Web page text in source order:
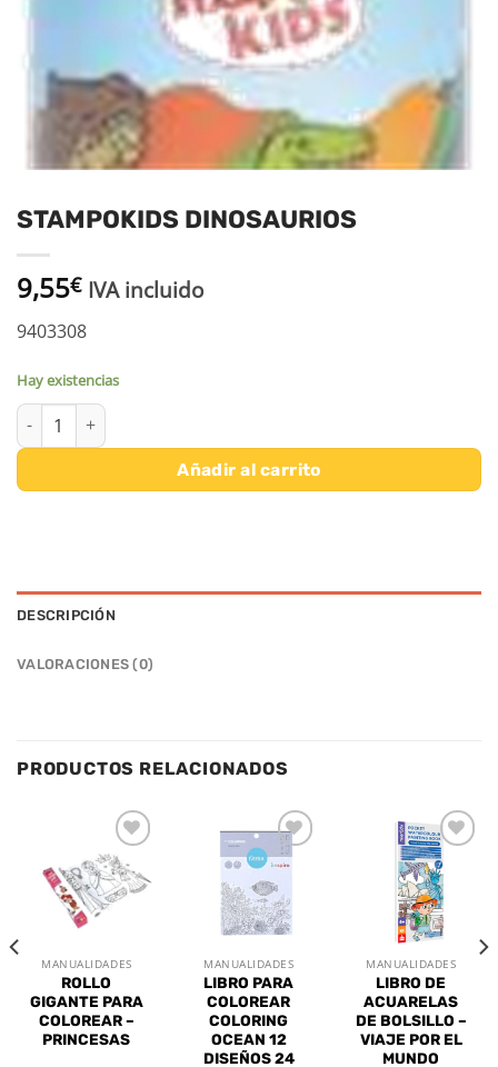
STAMPOKIDS DINOSAURIOS
9,55€ IVA incluido
9403308
Hay existencias
STAMPOKIDS DINOSAURIOS cantidad
Añadir al carrito
DESCRIPCIÓN
VALORACIONES (0)
PRODUCTOS RELACIONADOS
Añadir
a la
lista de
deseos
MANUALIDADES
ROLLO
GIGANTE PARA
COLOREAR –
PRINCESAS
Añadir
lista de
deseos
MANUALIDADES
LIBRO PARA
COLOREAR
COLORING
OCEAN 12
DISEÑOS 24
Añadir
a la
lista de
deseos
MANUALIDADES
LIBRO DE
ACUARELAS
DE BOLSILLO –
VIAJE POR EL
MUNDO